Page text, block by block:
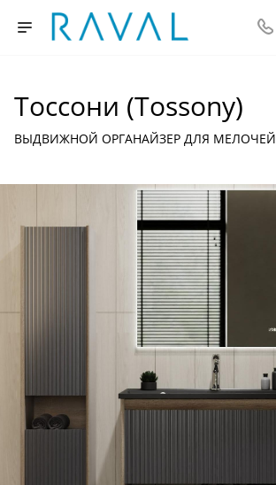
Тоссони (Tossony)
ВЫДВИЖНОЙ ОРГАНАЙЗЕР ДЛЯ МЕЛОЧЕЙ